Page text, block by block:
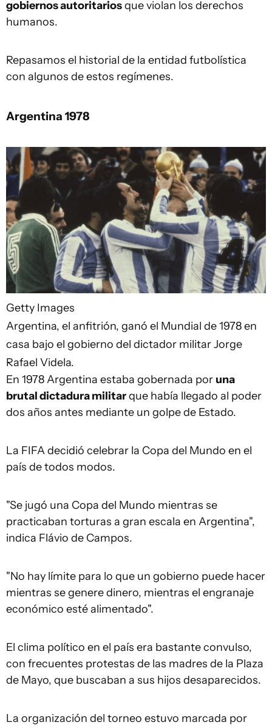
gobiernos autoritariosque violan los derechos
humanos.
Repasamos el historial de la entidad futbolística
con algunos de estos regímenes.
Argentina 1978
Getty Images
Argentina, el anfitrión, ganó el Mundial de 1978 en
casa bajo el gobierno del dictador militar Jorge
Rafael Videla.
En 1978 Argentina estaba gobernada por una
brutal dictadura militarque había llegado al poder
dos años antes mediante un golpe de Estado.
La FIFA decidió celebrar la Copa del Mundo en el
país de todos modos.
"Se jugó una Copa del Mundo mientras se
practicaban torturas a gran escala en Argentina",
indica Flávio de Campos.
"No hay límite para lo que un gobierno puede hacer
mientras se genere dinero, mientras el engranaje
económico esté alimentado".
El clima político en el país era bastante convulso,
con frecuentes protestas de las madres de la Plaza
de Mayo, que buscaban a sus hijos desaparecidos.
La organización del torneo estuvo marcada por